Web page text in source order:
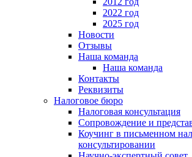
2022 год
2025 год
Новости
Отзывы
Наша команда
Наша команда
Контакты
Реквизиты
Налоговое бюро
Налоговая консультация
Cопровождение и
Коучинг в письменном
консультировании